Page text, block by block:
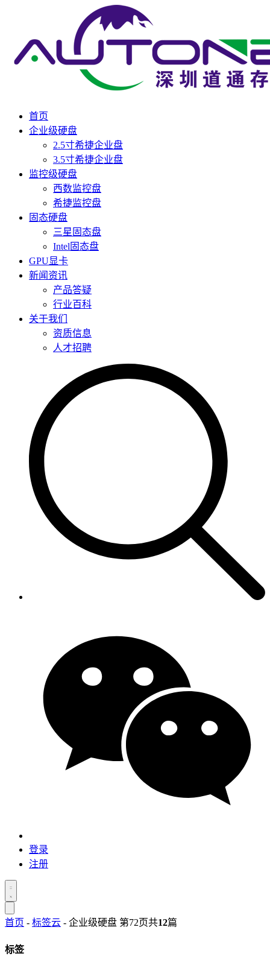
首页
企业级硬盘
2.5寸希捷企业盘
3.5寸希捷企业盘
监控级硬盘
西数监控盘
希捷监控盘
固态硬盘
三星固态盘
Intel固态盘
GPU显卡
新闻资讯
产品答疑
行业百科
关于我们
资质信息
人才招聘
登录
注册
首页 - 标签云 - 企业级硬盘 第72页共12篇
标签